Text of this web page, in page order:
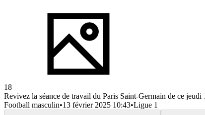
18
Revivez la séance de travail du Paris Saint-Germain de ce
Football masculin•13 février 2025 10:43•Ligue 1